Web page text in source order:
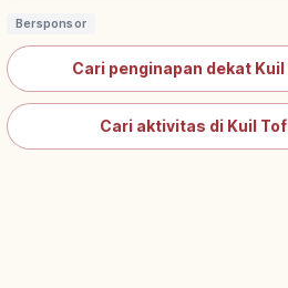
Bersponsor
Cari penginapan dekat
Cari aktivitas di Kuil